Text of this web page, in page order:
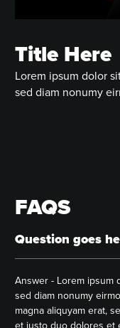
Title Here
Lorem ipsum dolor
sed diam nonumy
FAQS
Question goes
Answer - Lorem ipsum
sed diam nonumy
magna aliquyam erat,